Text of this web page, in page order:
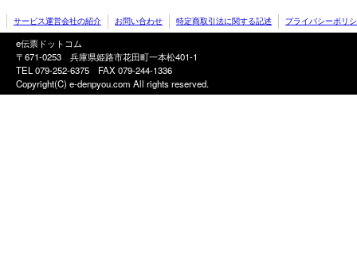
サービス運営会社の紹介 お問い合わせ 特定商取引法に関する記述 プライバシーポリ
e伝票ドットコム
〒671-0253 兵庫県姫路市花田町一本松401-1
TEL 079-252-6375 FAX 079-244-1336
Copyright(C) e-denpyou.com All rights reserved.